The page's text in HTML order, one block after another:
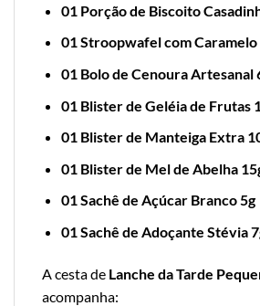
01 Porção de Biscoito
01 Stroopwafel com Caramelo
01 Bolo de Cenoura Artesanal
01 Blister de Geléia de Frutas
01 Blister de Manteiga Extra
01 Blister de Mel de Abelha
01 Sachê de Açúcar Branco 5g
01 Sachê de Adoçante Stévia
A cesta de Lanche da Tarde
acompanha: